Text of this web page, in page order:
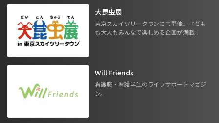
大昆虫展
東京スカイツリータウンにて開催。子ども
も大人もみんなで楽しめる企画が満載！
Will Friends
看護職・看護学生のライフサポートマガジ
ン。